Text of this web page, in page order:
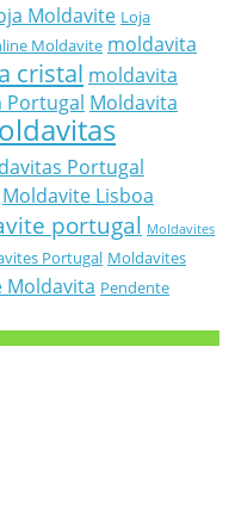
Moldavite Loja
Moldavite moldavita
cristal moldavita
Portugal Moldavita
Portugal
Moldavite Lisboa
portugal Moldavites
Portugal Moldavites
Moldavita Pendente